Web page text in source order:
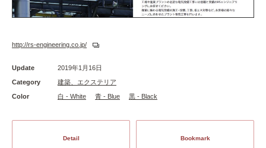
http://rs-engineering.co.jp/
Update
2019年1月16日
Category
建築、エクステリア
Color
白 - White 青 - Blue 黒 - Black
Detail Bookmark